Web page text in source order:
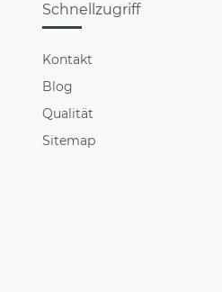
Schnellzugriff
Kontakt
Blog
Qualität
Sitemap